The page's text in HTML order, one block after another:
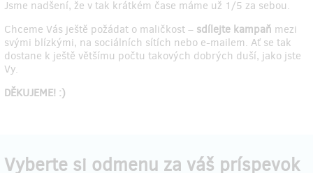
Jsme nadšení, že v tak krátkém čase máme už 1/5 za sebou.
Chceme Vás ještě požádat o maličkost – sdílejte kampaň mezi
svými blízkými, na sociálních sítích nebo e-mailem. Ať se tak
dostane k ještě většímu počtu takových dobrých duší, jako jste
Vy.
DĚKUJEME! :)
Vyberte si odmenu za váš príspevok